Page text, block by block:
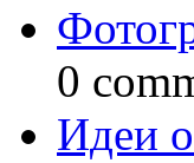
0
Идеи